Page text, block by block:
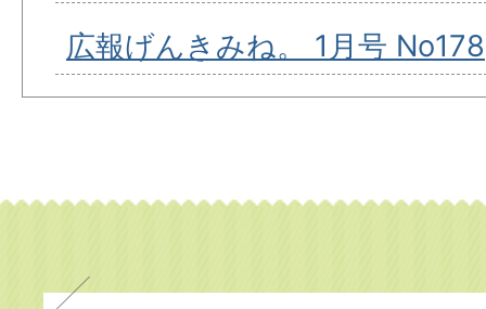
広報げんきみね。 1月号 No178